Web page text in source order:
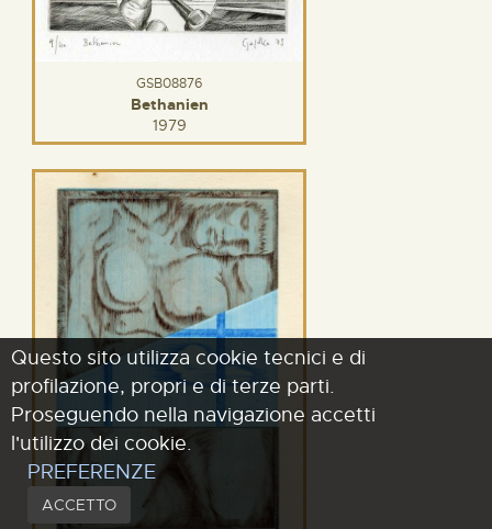
GSB08876
Bethanien
1979
Questo sito utilizza cookie tecnici e di
profilazione, propri e di terze parti.
Proseguendo nella navigazione accetti
l'utilizzo dei cookie.
PREFERENZE
ACCETTO